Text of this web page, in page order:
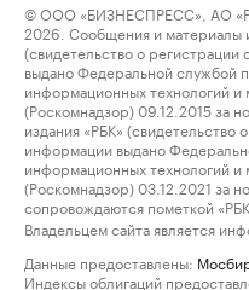
© ООО «БИЗНЕСПРЕСС», АО
2026. Сообщения и материалы
(свидетельство о
выдано Федеральной службой
информационных технологий и
(Роскомнадзор) 09.12.2015 за
издания «РБК» (свидетельство
информации выдано
информационных технологий и
(Роскомнадзор) 03.12.2021
сопровождаются пометкой
Владельцем сайта является
Данные предоставлены:
Индексы облигаций